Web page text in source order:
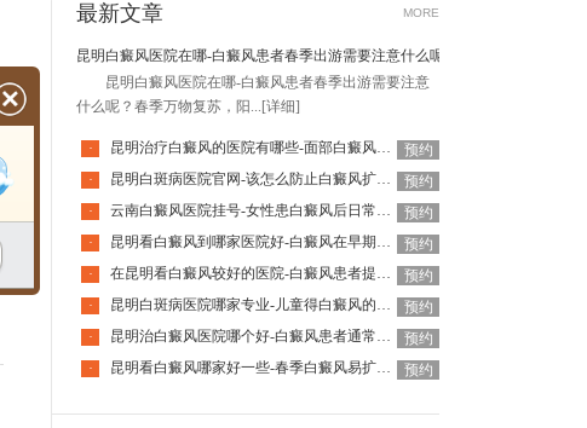
最新文章 MORE
昆明白癜风医院在哪-白癜风患者春季出游需要注意什么呢
昆明白癜风医院在哪-白癜风患者春季出游需要注意
什么呢？春季万物复苏，阳... [详细]
· 昆明治疗白癜风的医院有哪些-面部白癜风日常能用遮盖霜吗
预约
·
昆明白斑病医院官网-该怎么防止白癜风扩散呢
预约
·
云南白癜风医院挂号-女性患白癜风后日常该如何护理
预约
·
昆明看白癜风到哪家医院好-白癜风在早期会有什么表现呢
预约
·
在昆明看白癜风较好的医院-白癜风患者提升免疫力要怎么做
预约
·
昆明白斑病医院哪家专业-儿童得白癜风的概率高吗
预约
·
昆明治白癜风医院哪个好-白癜风患者通常被建议避免食用哪些食物
预约
·
昆明看白癜风哪家好一些-春季白癜风易扩散怎么预防 预约